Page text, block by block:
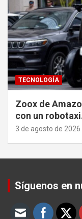
TECNOLOGÍA
Zoox de
con un
3 de agosto de 2026
Síguenos en